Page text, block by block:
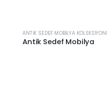
ANTIK SEDEF MOBILYA
Antik Sedef Mobilya